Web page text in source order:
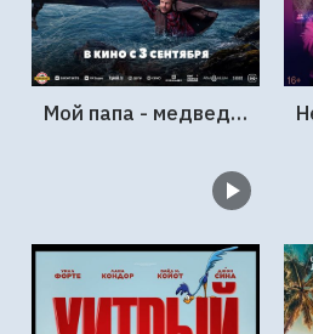
Мой папа - медведь 2